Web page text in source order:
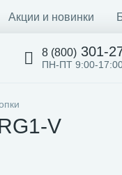
Акции и новинки
8 (800) 301-
ПН-ПТ 9:00-
V